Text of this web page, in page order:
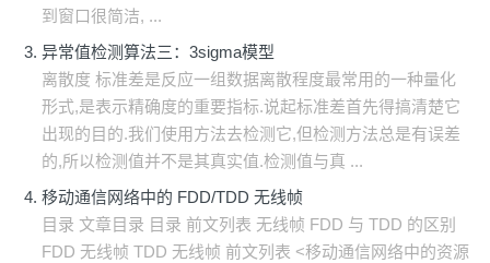
到窗口很简洁, ...
异常值检测算法三：3sigma模型
离散度 标准差是反应一组数据离散程度最常用的一种量化
形式,是表示精确度的重要指标.说起标准差首先得搞清楚它
出现的目的.我们使用方法去检测它,但检测方法总是有误差
的,所以检测值并不是其真实值.检测值与真 ...
移动通信网络中的 FDD/TDD 无线帧
目录 文章目录 目录 前文列表 无线帧 FDD 与 TDD 的区别
FDD 无线帧 TDD 无线帧 前文列表 <移动通信网络中的资源